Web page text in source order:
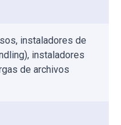
instaladores de
instaladores
de archivos